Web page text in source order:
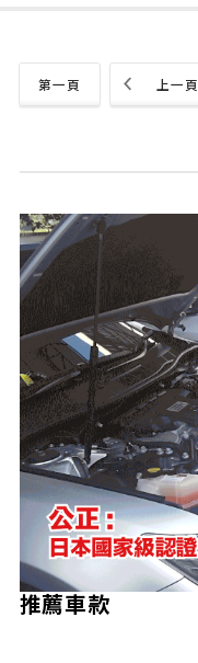
第一頁 上一頁
推薦車款